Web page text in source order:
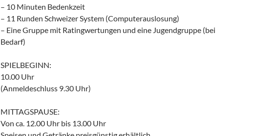
– 10 Minuten Bedenkzeit
– 11 Runden Schweizer System (Computerauslosung)
– Eine Gruppe mit Ratingwertungen und eine Jugendgruppe (bei
Bedarf)
SPIELBEGINN:
10.00 Uhr
(Anmeldeschluss 9.30 Uhr)
MITTAGSPAUSE:
Von ca. 12.00 Uhr bis 13.00 Uhr